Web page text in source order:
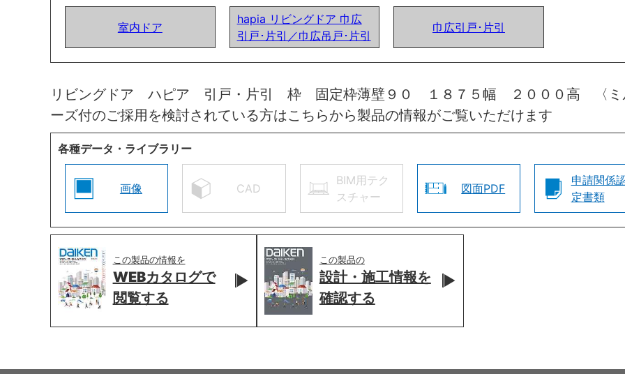
室内ドア
hapia リビングドア 巾広
引戸･片引／巾広吊戸･片引
巾広引戸･片引
リビングドア ハピア 引戸・片引 枠 固定枠薄壁９０ １８７５幅 ２０００高 〈
ーズ付のご採用を検討されている方はこちらから製品の情報がご覧いただけます
各種データ・ライブラリー
画像 CAD
BIM用テク
スチャー
図面PDF
申請関係
定書類
この製品の情報を
WEBカタログで
閲覧する
この製品の
設計・施工情報を
確認する